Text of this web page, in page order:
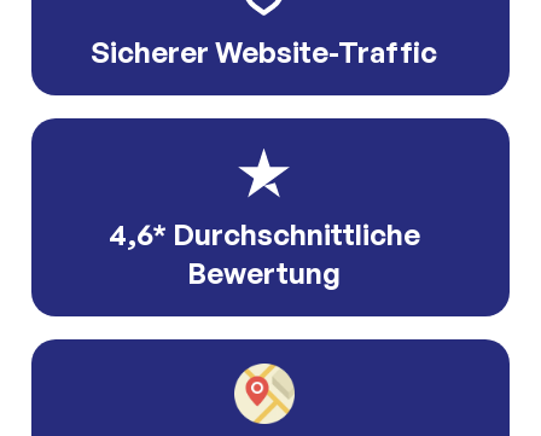
Sicherer Website-Traffic
4,6* Durchschnittliche
Bewertung